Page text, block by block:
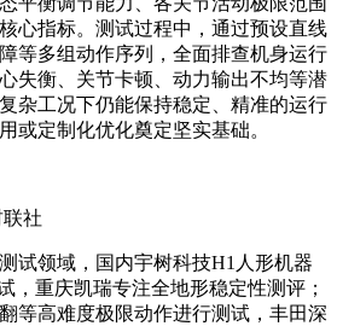
心指标。测试过程中，通过预设直线
等多组动作序列，全面排查机身运行
失衡、关节卡顿、动力输出不均等潜
杂工况下仍能保持稳定、精准的运行
或定制化优化奠定坚实基础。
社
试领域，国内宇树科技H1人形机器
，重庆凯瑞专注全地形稳定性测评；
等高难度极限动作进行测试，丰田深